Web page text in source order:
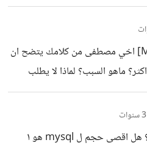
[@Mustafa_Suleiman] اخي مصطفى من كلامك يتضح ان
الاقبل والطلب على PHP اكثر؟ ماهو السبب؟ لماذا لا يطلب
[@med7atdotnet] ؟؟ هل اقصى حجم ل mysql هو ١